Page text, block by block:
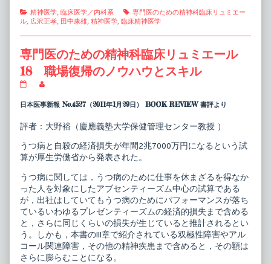
Categories
精神医学, 臨床医学／内科系 Tags
専門医のための精神科臨床リュミエー
ル, 広沢正孝, 田中康雄, 精神医学, 臨床精神医学
専門医のための精神科臨床リュミエール
18 職場復帰のノウハウとスキル
医
め
精
神
臨
床
リ
ュ
ミ
ー
ル
18
職
posts
author
専
門
の
た
め
の
精
神
科
臨
床
リ
日本医事新報 No.4527（2011年1月29日） BOOK REVIEW 書評より
評者：大野裕（慶應義塾大学保健管理センター教授 ）
うつ病と自殺の経済損失が年間2兆7000万円になるという試
算が厚生労働省から発表された。
うつ病に関しては，うつ病のために仕事を休まざるを得なか
った人を対象にしたアブセンティーズム中心の試算である
が，出社はしていてもうつ病のためにパフォーマンスが落ち
ているいわゆるプレゼンティーズムの経済的損失まで含める
と，さらに同じくらいの損失が生じていると推計されるとい
う。しかも，本書のIII章で紹介されている双極性障害やアル
コール関連障害，その他の精神疾患まで含めると，その額は
さらに膨らむことになる。